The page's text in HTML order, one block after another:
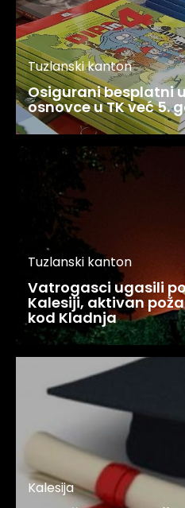
Tuzlanski kanton
Osigurani besplatni
osnovce u TK već 5.
Tuzlanski kanton
Vatrogasci ugasili
Kalesiji, aktivan
kod Kladnja
Kalesija